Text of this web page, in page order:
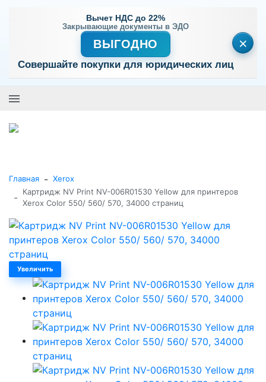
Вычет НДС до 22%
Закрывающие документы в ЭДО
ВЫГОДНО
Совершайте покупки для юридических лиц
×
Главная - Xerox
-
Картридж NV Print NV-006R01530 Yellow для принтеров
Xerox Color 550/ 560/ 570, 34000 страниц
Увеличить